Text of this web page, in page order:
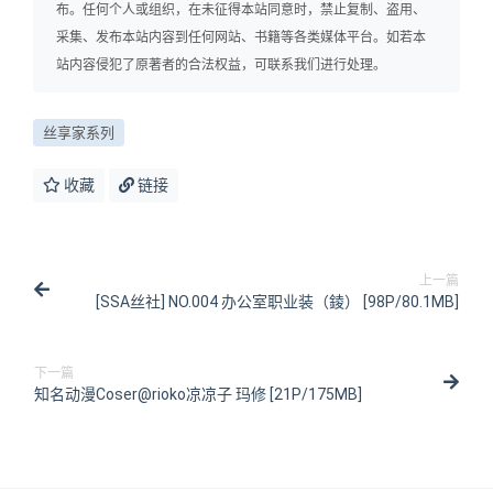
布。任何个人或组织，在未征得本站同意时，禁止复制、盗用、
采集、发布本站内容到任何网站、书籍等各类媒体平台。如若本
站内容侵犯了原著者的合法权益，可联系我们进行处理。
丝享家系列
收藏 链接
上一篇
[SSA丝社] NO.004 办公室职业装（錂） [98P/80.1MB]
下一篇
知名动漫Coser@rioko凉凉子 玛修 [21P/175MB]